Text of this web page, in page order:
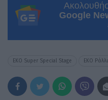
Google
EKO Super Special Stage ΕΚΟ